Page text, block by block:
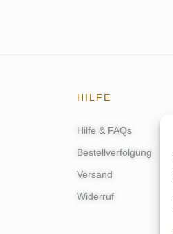
HILFE
Hilfe & FAQs
Bestellverfolgung
Versand
Widerruf